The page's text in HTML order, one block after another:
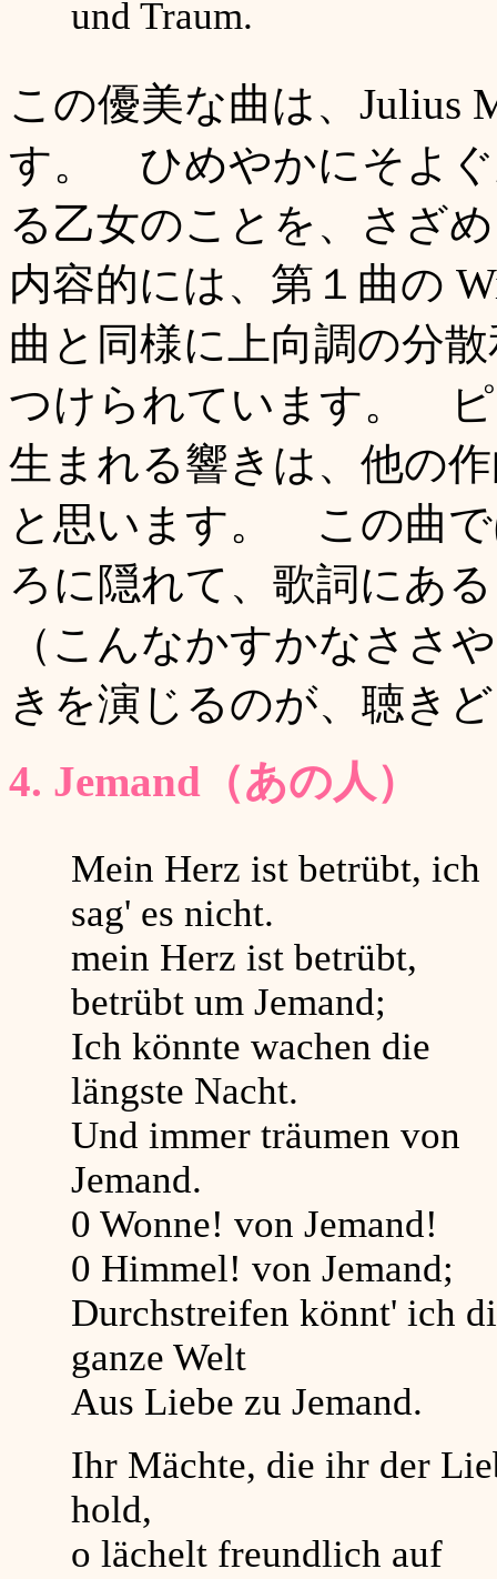
und Traum.
この優美な曲は、Julius
す。 ひめやかにそよぐ
る乙女のことを、さざ
内容的には、第１曲の
曲と同様に上向調の分
つけられています。
生まれる響きは、他の
と思います。 この曲
ろに隠れて、歌詞にある
（こんなかすかなささ
きを演じるのが、聴き
4. Jemand（あの人）
Mein Herz ist betrübt, ich
sag' es nicht.
mein Herz ist betrübt,
betrübt um Jemand;
Ich könnte wachen die
längste Nacht.
Und immer träumen von
Jemand.
0 Wonne! von Jemand!
0 Himmel! von Jemand;
Durchstreifen könnt' ich
ganze Welt
Aus Liebe zu Jemand.
Ihr Mächte, die ihr der
hold,
o lächelt freundlich auf